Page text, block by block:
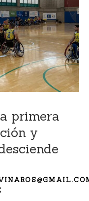
primera
y